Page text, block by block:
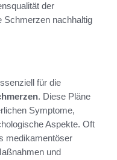
der
Schmerzen nachhaltig
für die
. Diese Pläne
Symptome,
Aspekte. Oft
medikamentöser
und